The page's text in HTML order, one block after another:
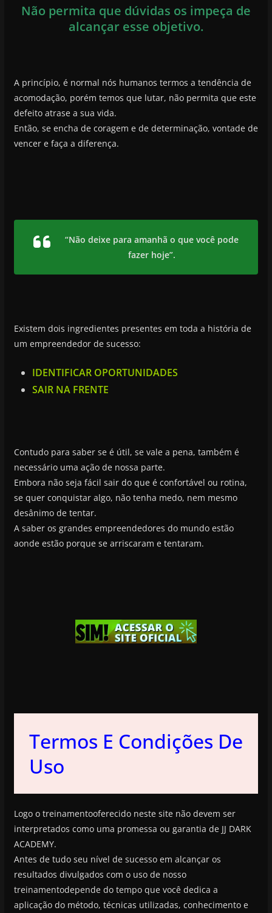
Não permita que dúvidas os impeça de
alcançar esse objetivo.
A princípio, é normal nós humanos termos a tendência de
acomodação, porém temos que lutar, não permita que este
defeito atrase a sua vida.
Então, se encha de coragem e de determinação, vontade de
vencer e faça a diferença.
“Não deixe para amanhã o que você pode
fazer hoje”.
Existem dois ingredientes presentes em toda a história de
um empreendedor de sucesso:
IDENTIFICAR OPORTUNIDADES
SAIR NA FRENTE
Contudo para saber se é útil, se vale a pena, também é
necessário uma ação de nossa parte.
Embora não seja fácil sair do que é confortável ou rotina,
se quer conquistar algo, não tenha medo, nem mesmo
desânimo de tentar.
A saber os grandes empreendedores do mundo estão
aonde estão porque se arriscaram e tentaram.
Termos E Condições De
Uso
Logo o treinamentooferecido neste site não devem ser
interpretados como uma promessa ou garantia de JJ DARK
ACADEMY.
Antes de tudo seu nível de sucesso em alcançar os
resultados divulgados com o uso de nosso
treinamentodepende do tempo que você dedica a
aplicação do método, técnicas utilizadas, conhecimento e